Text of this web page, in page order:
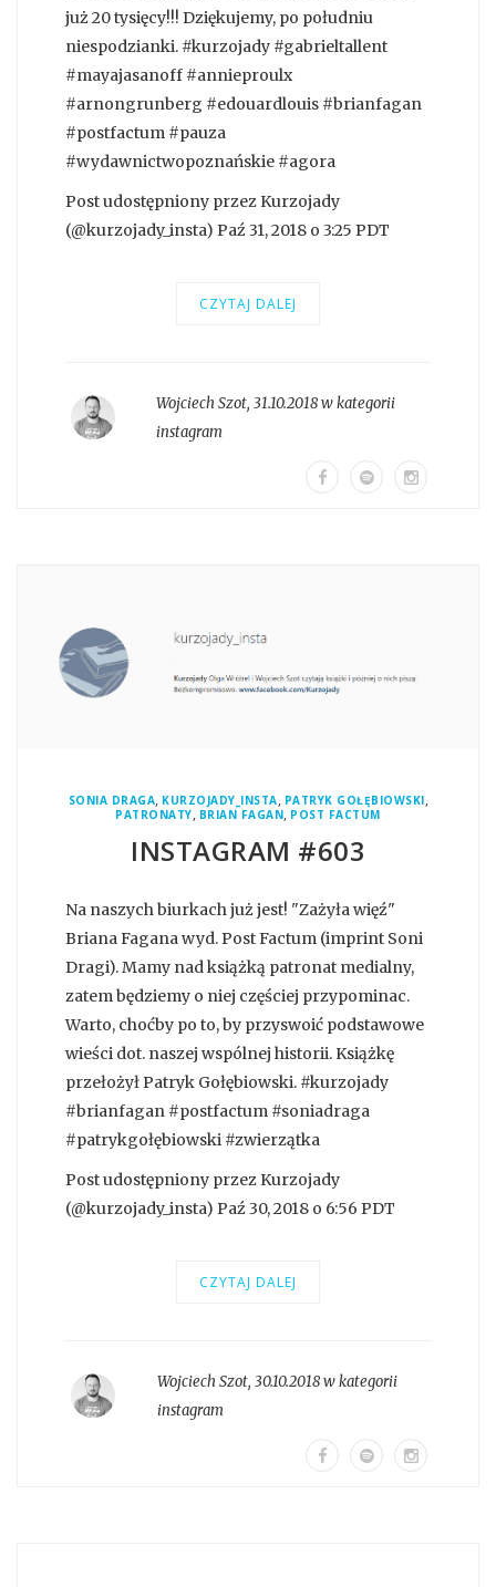
już 20 tysięcy!!! Dziękujemy, po południu
niespodzianki. #kurzojady #gabrieltallent
#mayajasanoff #annieproulx
#arnongrunberg #edouardlouis #brianfagan
#postfactum #pauza
#wydawnictwopoznańskie #agora
Post udostępniony przez Kurzojady
(@kurzojady_insta) Paź 31, 2018 o 3:25 PDT
CZYTAJ DALEJ
Wojciech Szot,31.10.2018 w kategorii
instagram
SONIA DRAGA, KURZOJADY_INSTA, PATRYK GOŁĘBIOWSKI,
PATRONATY, BRIAN FAGAN, POST FACTUM
INSTAGRAM #603
Na naszych biurkach już jest! "Zażyła więź"
Briana Fagana wyd. Post Factum (imprint Soni
Dragi). Mamy nad książką patronat medialny,
zatem będziemy o niej częściej przypominac.
Warto, choćby po to, by przyswoić podstawowe
wieści dot. naszej wspólnej historii. Książkę
przełożył Patryk Gołębiowski. #kurzojady
#brianfagan #postfactum #soniadraga
#patrykgołębiowski #zwierzątka
Post udostępniony przez Kurzojady
(@kurzojady_insta) Paź 30, 2018 o 6:56 PDT
CZYTAJ DALEJ
Wojciech Szot, 30.10.2018 w kategorii
instagram